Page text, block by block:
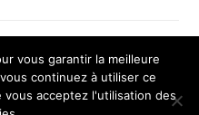
vous garantir la meilleure
continuez à utiliser ce
acceptez l'utilisation des